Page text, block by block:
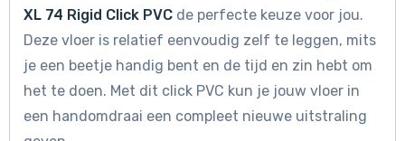
XL 74 Rigid Click PVC de perfecte keuze voor jou.
Deze vloer is relatief eenvoudig zelf te leggen, mits
je een beetje handig bent en de tijd en zin hebt om
het te doen. Met dit click PVC kun je jouw vloer in
een handomdraai een compleet nieuwe uitstraling